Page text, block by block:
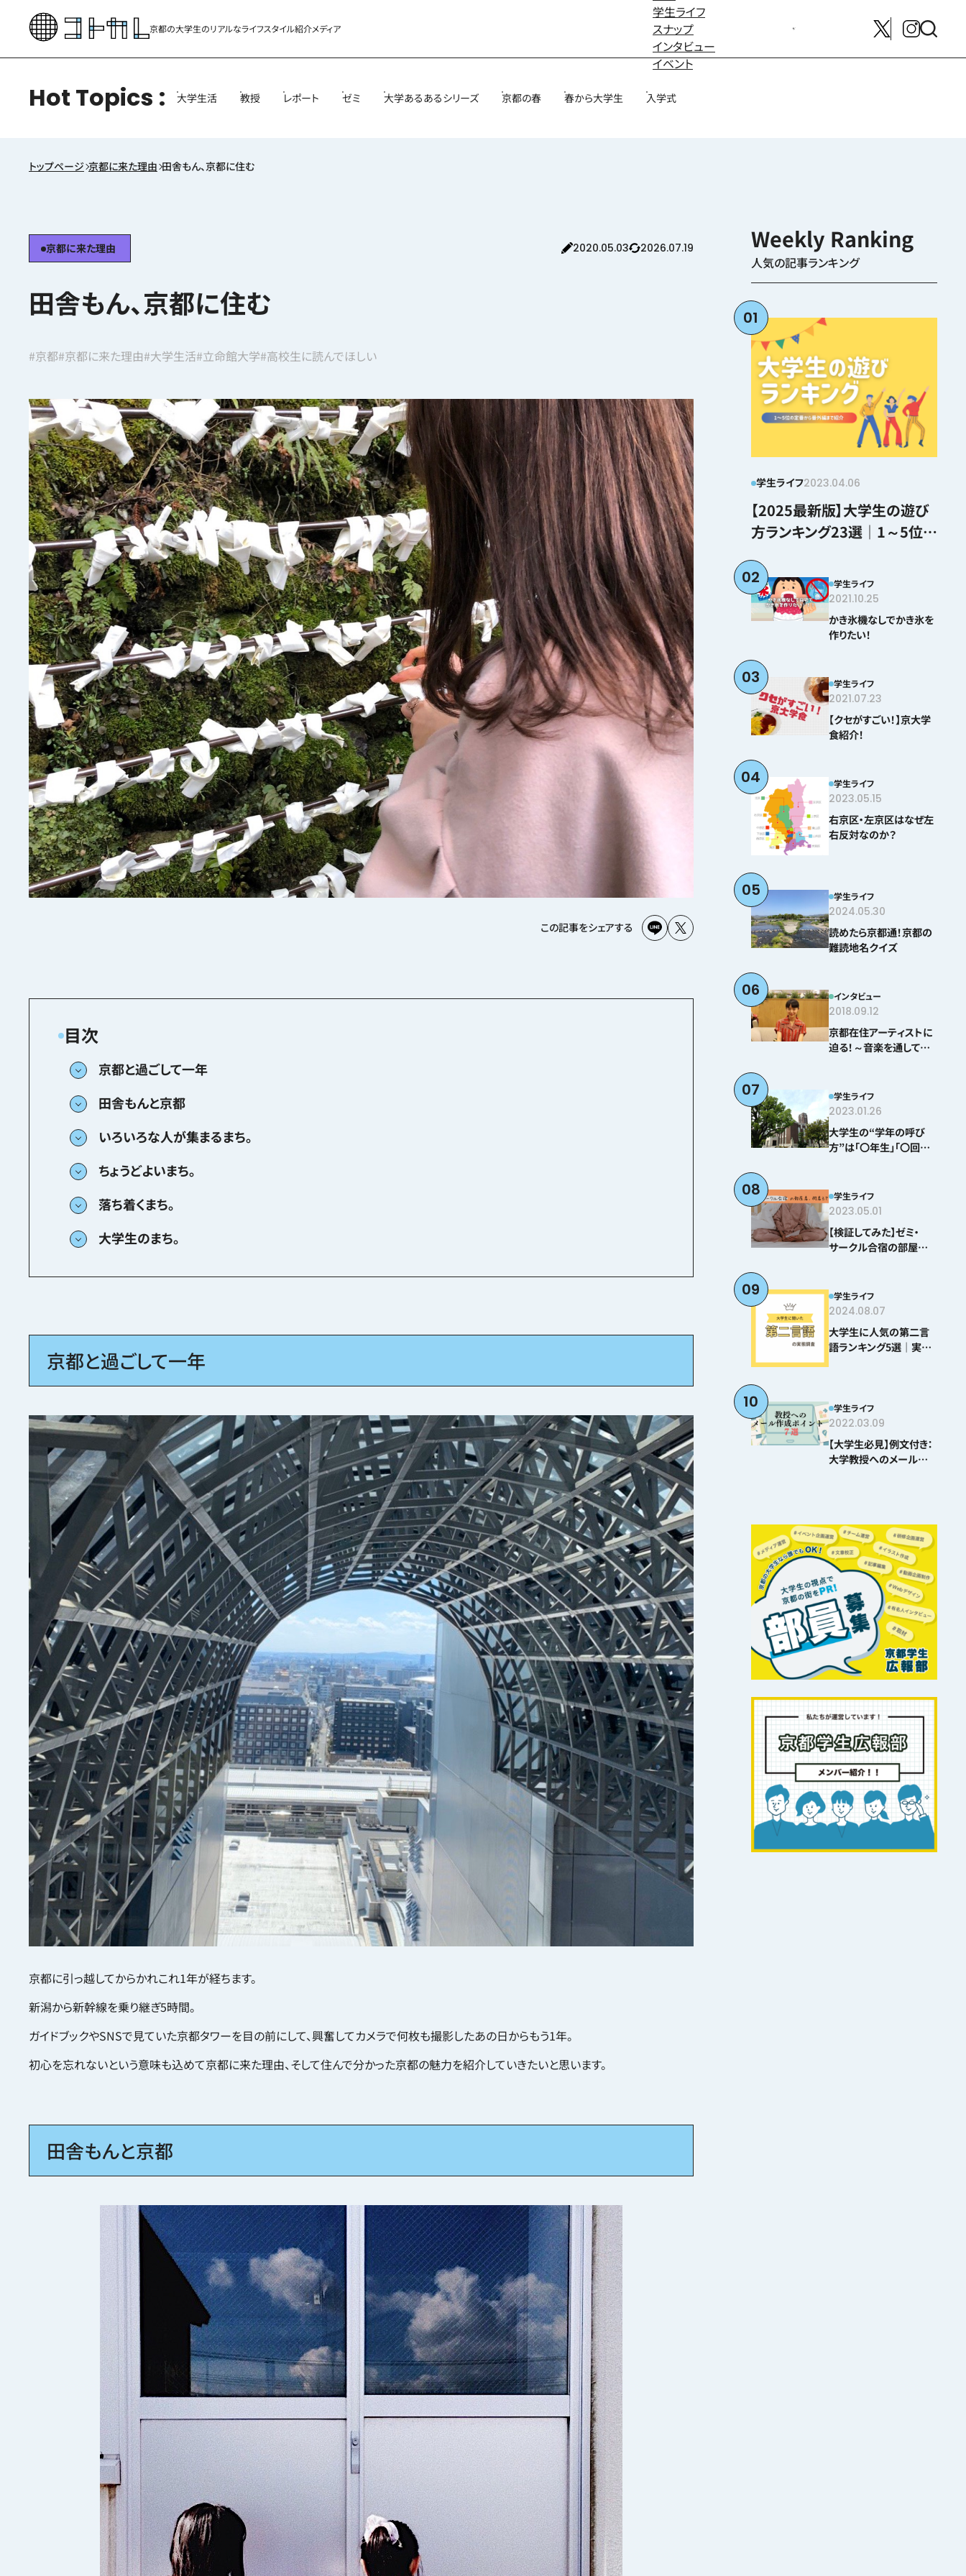
京都の大学生のリアルなライフスタイル紹介メディア
学生ライフ
スナップ
インタビュー
イベント
メンバー募集はこちら
Hot Topics 大学生活 教授 レポート ゼミ 大学あるあるシリーズ 京都の春 春から大学生 入学式
トップページ 京都に来た理由 田舎もん、京都に住む
京都に来た理由 2020.05.03 2026.07.19
田舎もん、京都に住む
#京都#京都に来た理由#大学生活#立命館大学#高校生に読んでほしい
この記事をシェアする
京都と過ごして一年
田舎もんと京都
いろいろな人が集まるまち。
ちょうどよいまち。
落ち着くまち。
大学生のまち。
京都と過ごして一年
京都に引っ越してからかれこれ1年が経ちます。
新潟から新幹線を乗り継ぎ5時間。
ガイドブックやSNSで見ていた京都タワーを目の前にして、興奮してカメラで何枚も撮影したあの日からもう1年。
初心を忘れないという意味も込めて京都に来た理由、そして住んで分かった京都の魅力を紹介していきたいと思います。
田舎もんと京都
人気の記事ランキング
01
学生ライフ2023.04.06
【2025最新版】大学生の遊び
方ランキング23選｜1～5位の
02 学生ライフ
2021.10.25
かき氷機なしでかき氷を
作りたい！
03 学生ライフ
2021.07.23
【クセがすごい！】京大学
食紹介！
04 学生ライフ
2023.05.15
右京区・左京区はなぜ左
右反対なのか？
05 学生ライフ
2024.05.30
読めたら京都通！京都の
難読地名クイズ
06 インタビュー
2018.09.12
京都在住アーティストに
迫る！～音楽を通して感
07 学生ライフ
2023.01.26
大学生の“学年の呼び
方”は「〇年生」「〇回生」
08 学生ライフ
2023.05.01
【検証してみた】ゼミ・
サークル合宿の部屋着、
09 学生ライフ
2024.08.07
大学生に人気の第二言
語ランキング5選｜実際
10 学生ライフ
2022.03.09
【大学生必見】例文付き：
大学教授へのメールの